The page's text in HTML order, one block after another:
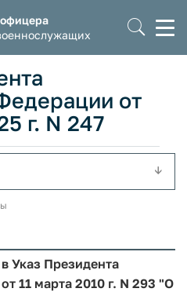
от
г. N 247
Указ Президента
11 марта 2010 г. N 293 "О